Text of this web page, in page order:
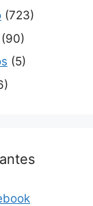
(723)
(90)
(5)